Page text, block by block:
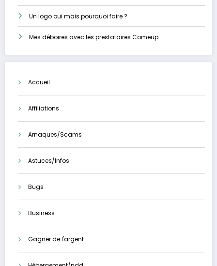
Un logo oui mais pourquoi faire ?
Mes déboires avec les prestataires Comeup
Accueil
Affiliations
Arnaques/Scams
Astuces/Infos
Bugs
Business
Gagner de l'argent